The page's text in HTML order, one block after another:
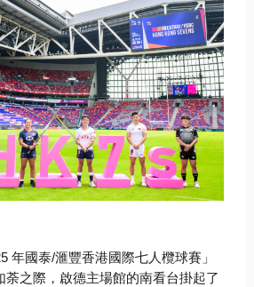
年國泰/滙豐香港國際七人欖球賽」
荼之際，啟德主場館的南看台掛起了